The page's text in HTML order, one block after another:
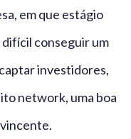
em que estágio
conseguir um
investidores,
network, uma boa